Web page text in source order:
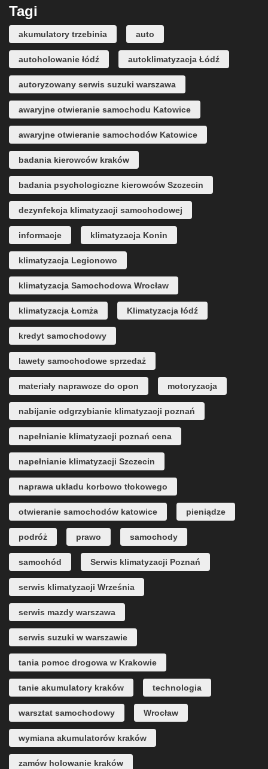
Tagi
akumulatory trzebinia auto
autoholowanie łódź autoklimatyzacja Łódź
autoryzowany serwis suzuki warszawa
awaryjne otwieranie samochodu Katowice
awaryjne otwieranie samochodów Katowice
badania kierowców kraków
badania psychologiczne kierowców Szczecin
dezynfekcja klimatyzacji samochodowej
informacje klimatyzacja Konin
klimatyzacja Legionowo
klimatyzacja Samochodowa Wrocław
klimatyzacja Łomża Klimatyzacja łódź
kredyt samochodowy
lawety samochodowe sprzedaż
materiały naprawcze do opon motoryzacja
nabijanie odgrzybianie klimatyzacji poznań
napełnianie klimatyzacji poznań cena
napełnianie klimatyzacji Szczecin
naprawa układu korbowo tłokowego
otwieranie samochodów katowice pieniądze
podróż prawo samochody
samochód Serwis klimatyzacji Poznań
serwis klimatyzacji Września
serwis mazdy warszawa
serwis suzuki w warszawie
tania pomoc drogowa w Krakowie
tanie akumulatory kraków technologia
warsztat samochodowy Wrocław
wymiana akumulatorów kraków
zamów holowanie kraków